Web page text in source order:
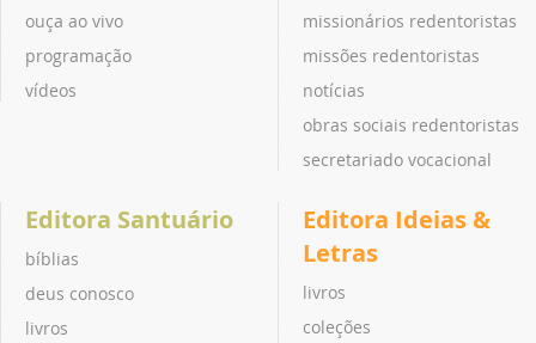
ouça ao vivo
programação
vídeos
missionários redentoristas
missões redentoristas
notícias
obras sociais redentoristas
secretariado vocacional
Editora Santuário
bíblias
deus conosco
livros
Editora Ideias &
Letras
livros
coleções